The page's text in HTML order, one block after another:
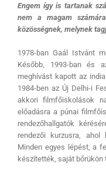
Engem így is tartanak
nem a magam
közösségnek, melynek
1978-ban Gaál Istvánt
Később, 1993-ban és
meghívást kapott az
1984-ben az Új Delhi-i
akkori filmfőiskolások
előadásra a púnai
rendezőhallgatók
rendezői kurzusra,
Minden egyes lépést, a
készítették, saját bőrükön